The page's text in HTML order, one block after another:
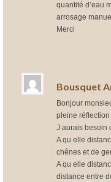
quantité d’eau
arrosage
Merci
Bousquet
Bonjour
pleine
J aurais besoin
A qu elle
chênes et de
A qu elle
distance entre